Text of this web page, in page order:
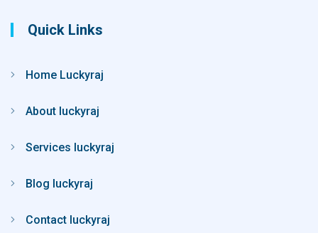
Quick Links
Home Luckyraj
About luckyraj
Services luckyraj
Blog luckyraj
Contact luckyraj